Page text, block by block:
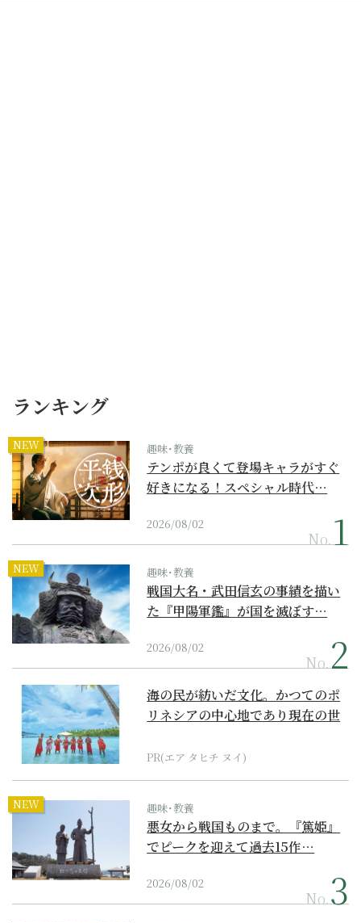
ランキング
NEW 趣味･教養
テンポが良くて登場キャラがすぐ
好きになる！スペシャル時代…
2026/08/02
No.
NEW 趣味･教養
戦国大名・武田信玄の事績を描い
た『甲陽軍鑑』が国を滅ぼす…
2026/08/02
No.
海の民が紡いだ文化。かつてのポ
リネシアの中心地であり現在の世
PR(エア タヒチ ヌイ)
NEW 趣味･教養
悪女から戦国ものまで。『篤姫』
でピークを迎えて過去15作…
2026/08/02
No.